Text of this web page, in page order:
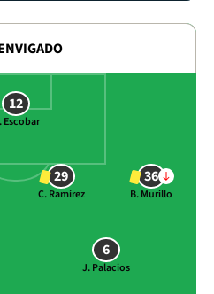
12
Escobar
29
C. Ramírez
36
B. Murillo
6
J. Palacios